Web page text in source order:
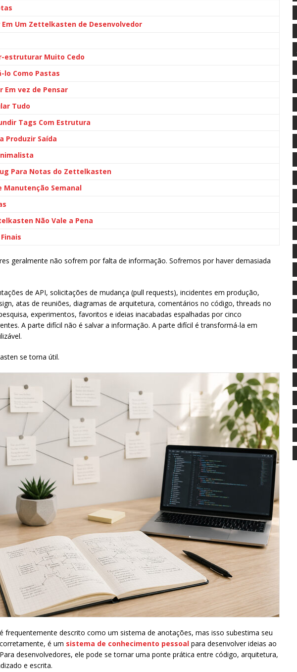
Em Um Zettelkasten de Desenvolvedor
estruturar Muito Cedo
lo Como Pastas
Em vez de Pensar
Tudo
Tags Com Estrutura
Produzir Saída
Para Notas do Zettelkasten
Manutenção Semanal
Não Vale a Pena
geralmente não sofrem por falta de informação. Sofremos por haver demasiada
de API, solicitações de mudança (pull requests), incidentes em produção,
atas de reuniões, diagramas de arquitetura, comentários no código, threads no
experimentos, favoritos e ideias inacabadas espalhadas por cinco
A parte difícil não é salvar a informação. A parte difícil é transformá-la em
se torna útil.
frequentemente descrito como um sistema de anotações, mas isso subestima seu
é um sistema de conhecimento pessoal para desenvolver ideias ao
desenvolvedores, ele pode se tornar uma ponte prática entre código, arquitetura,
e escrita.